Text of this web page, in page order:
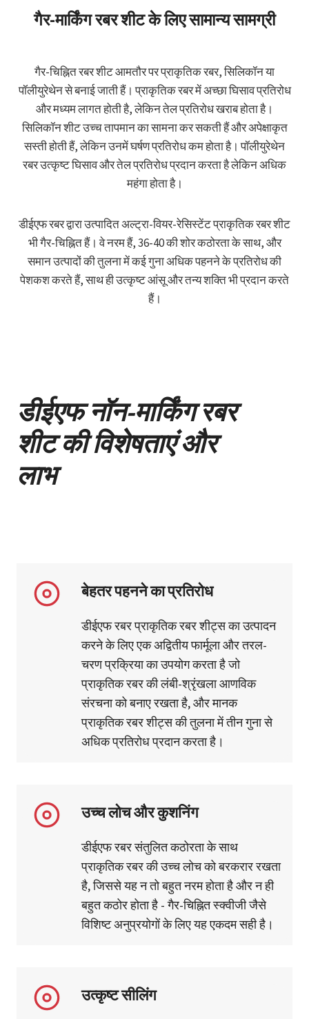
गैर-मार्किंग रबर शीट के लिए सामान्य सामग्री
गैर-चिह्नित रबर शीट आमतौर पर प्राकृतिक रबर, सिलिकॉन या
पॉलीयुरेथेन से बनाई जाती हैं। प्राकृतिक रबर में अच्छा घिसाव प्रतिरोध
और मध्यम लागत होती है, लेकिन तेल प्रतिरोध खराब होता है।
सिलिकॉन शीट उच्च तापमान का सामना कर सकती हैं और अपेक्षाकृत
सस्ती होती हैं, लेकिन उनमें घर्षण प्रतिरोध कम होता है। पॉलीयुरेथेन
रबर उत्कृष्ट घिसाव और तेल प्रतिरोध प्रदान करता है लेकिन अधिक
महंगा होता है।
डीईएफ रबर द्वारा उत्पादित अल्ट्रा-वियर-रेसिस्टेंट प्राकृतिक रबर शीट
भी गैर-चिह्नित हैं। वे नरम हैं, 36-40 की शोर कठोरता के साथ, और
समान उत्पादों की तुलना में कई गुना अधिक पहनने के प्रतिरोध की
पेशकश करते हैं, साथ ही उत्कृष्ट आंसू और तन्य शक्ति भी प्रदान करते
हैं।
डीईएफ नॉन-मार्किंग रबर
शीट की विशेषताएं और
लाभ
बेहतर पहनने का प्रतिरोध
डीईएफ रबर प्राकृतिक रबर शीट्स का उत्पादन
करने के लिए एक अद्वितीय फार्मूला और तरल-
चरण प्रक्रिया का उपयोग करता है जो
प्राकृतिक रबर की लंबी-श्रृंखला आणविक
संरचना को बनाए रखता है, और मानक
प्राकृतिक रबर शीट्स की तुलना में तीन गुना से
अधिक प्रतिरोध प्रदान करता है।
उच्च लोच और कुशनिंग
डीईएफ रबर संतुलित कठोरता के साथ
प्राकृतिक रबर की उच्च लोच को बरकरार रखता
है, जिससे यह न तो बहुत नरम होता है और न ही
बहुत कठोर होता है - गैर-चिह्नित स्क्वीजी जैसे
विशिष्ट अनुप्रयोगों के लिए यह एकदम सही है।
उत्कृष्ट सीलिंग